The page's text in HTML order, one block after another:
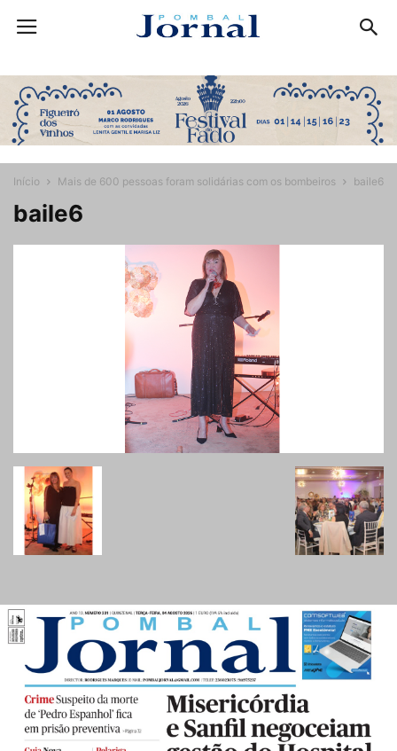
Início Mais de 600 pessoas foram solidárias com os bombeiros baile6
baile6